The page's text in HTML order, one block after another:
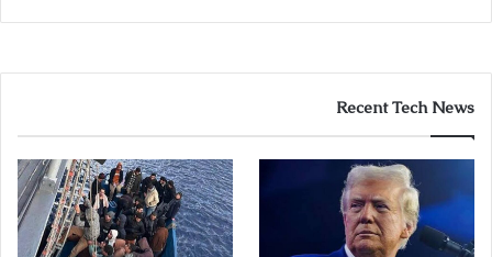
Recent Tech News